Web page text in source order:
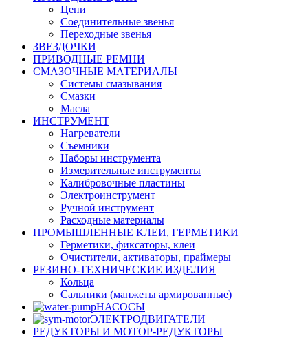
Цепи
Соединительные звенья
Переходные звенья
ЗВЕЗДОЧКИ
ПРИВОДНЫЕ РЕМНИ
СМАЗОЧНЫЕ МАТЕРИАЛЫ
Системы смазывания
Смазки
Масла
ИНСТРУМЕНТ
Нагреватели
Съемники
Наборы инструмента
Измерительные инструменты
Калибровочные пластины
Электроинструмент
Ручной инструмент
Расходные материалы
ПРОМЫШЛЕННЫЕ КЛЕИ, ГЕРМЕТИКИ
Герметики, фиксаторы, клеи
Очистители, активаторы, праймеры
РЕЗИНО-ТЕХНИЧЕСКИЕ ИЗДЕЛИЯ
Кольца
Сальники (манжеты армированные)
НАСОСЫ
ЭЛЕКТРОДВИГАТЕЛИ
РЕДУКТОРЫ И МОТОР-РЕДУКТОРЫ